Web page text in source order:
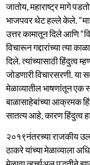
जातोय, महाराष्ट्र मागे
भाजपवर थेट हल्ले केले.
उत्तर कामातून दिले आणि
विचारून गद्दारांच्या त्या
दिले. त्यांच्यासाठी हिंदुत्व
जोडणारी विचारसरणी. या
मेळाव्यातील भाषणांतून एक
बाळासाहेबांच्या आक्रमक
सातत्य आहे, कारण हिंदुत्व
२०१९नंतरच्या राजकीय
ठाकरे यांच्या मेळाव्याला